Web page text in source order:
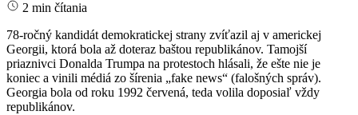
2 min čítania
78-ročný kandidát demokratickej strany zvíťazil aj v americkej
Georgii, ktorá bola až doteraz baštou republikánov. Tamojší
priaznivci Donalda Trumpa na protestoch hlásali, že ešte nie je
koniec a vinili médiá zo šírenia „fake news“ (falošných správ).
Georgia bola od roku 1992 červená, teda volila doposiaľ vždy
republikánov.